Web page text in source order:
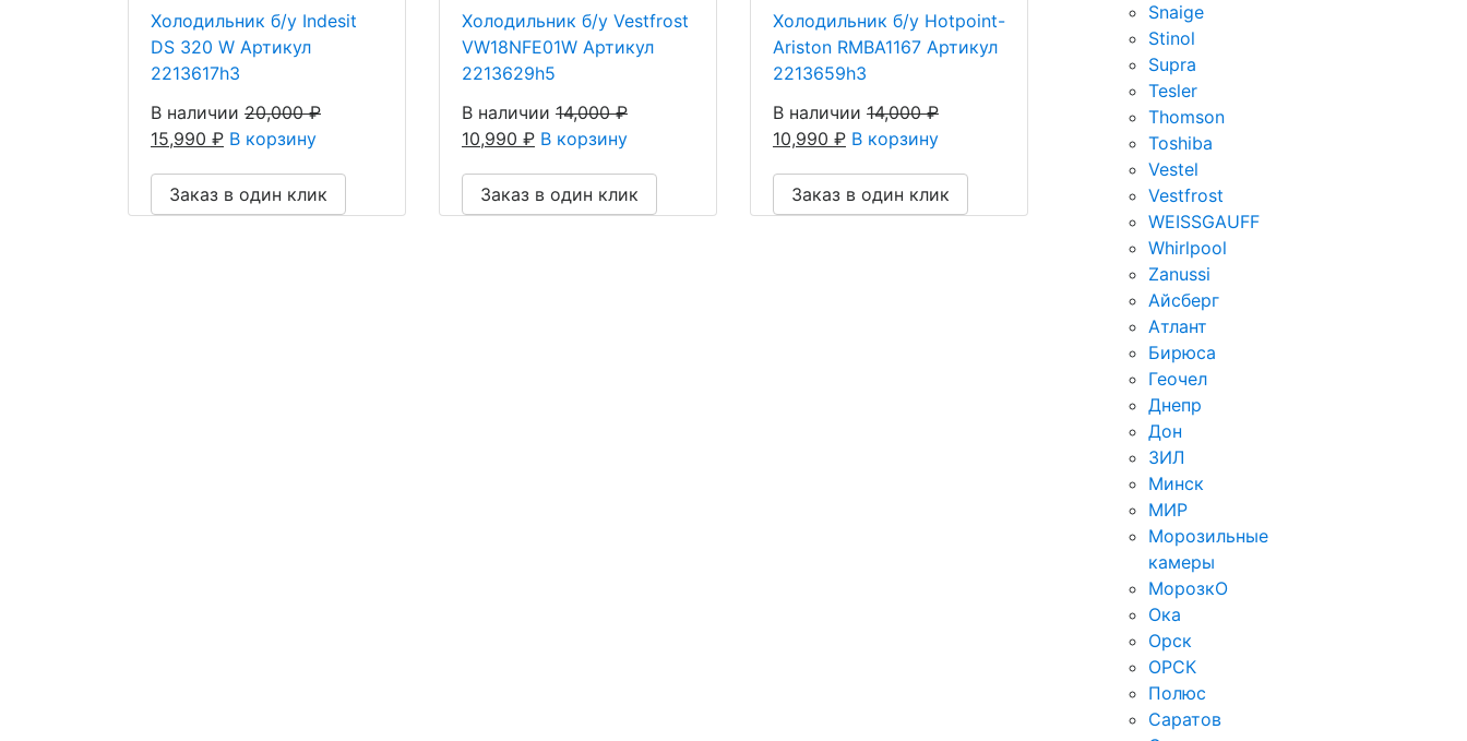
Холодильник б/у Indesit
DS 320 W Артикул
2213617h3
В наличии 20,000₽
15,990 ₽ В корзину
Заказ в один клик
Холодильник б/у Vestfrost
VW18NFE01W Артикул
2213629h5
В наличии 14,000₽
10,990 ₽ В корзину
Заказ в один клик
Холодильник б/у Hotpoint-
Ariston RMBA1167 Артикул
2213659h3
В наличии 14,000₽
10,990 ₽ В корзину
Заказ в один клик
Snaige
Stinol
Supra
Tesler
Thomson
Toshiba
Vestel
Vestfrost
WEISSGAUFF
Whirlpool
Zanussi
Айсберг
Атлант
Бирюса
Геочел
Днепр
Дон
ЗИЛ
Минск
МИР
Морозильные
камеры
МорозкО
Ока
Орск
ОРСК
Полюс
Саратов